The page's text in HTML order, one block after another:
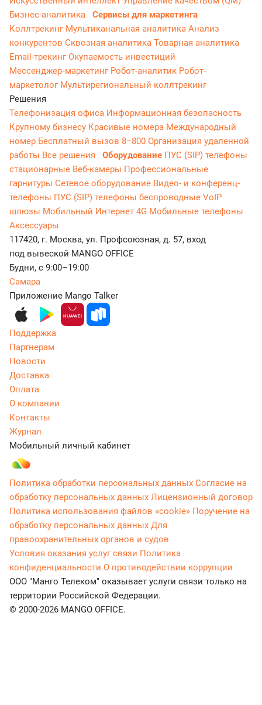
Бизнес-аналитика
Сервисы для маркетинга
Коллтрекинг Мультиканальная аналитика Анализ
конкурентов Сквозная аналитика Товарная аналитика
Email-трекингОкупаемость инвестиций
Мессенджер‑маркетинг Робот-аналитик Робот-
маркетолог Мультирегиональный коллтрекинг
Решения
Телефонизация офиса Информационная безопасность
Крупному бизнесу Красивые номера Международный
номер Бесплатный вызов 8−800 Организация удаленной
работы Все решения Оборудование ПУС (SIP) телефоны
стационарные Веб-камеры Профессиональные
гарнитуры Сетевое оборудование Видео- и конференц-
телефоны ПУС (SIP) телефоны беспроводные VoIP
шлюзы Мобильный Интернет 4G Мобильные телефоны
Аксессуары
117420, г. Москва, ул. Профсоюзная, д. 57, вход
под вывеской MANGO OFFICE
Будни, с 9:00–19:00
Самара
Приложение Mango Talker
Поддержка
Партнерам
Новости
Доставка
Оплата
О компании
Контакты
Журнал
Мобильный личный кабинет
Политика обработки персональных данных Согласие на
обработку персональных данных Лицензионный договор
Политика использования файлов «cookie» Поручение на
обработку персональных данных Для
правоохранительных органов и судов
Условия оказания услуг связи Политика
конфиденциальности О противодействии коррупции
ООО "Манго Телеком" оказывает услуги связи только на
территории Российской Федерации.
© 2000-2026 MANGO OFFICE.